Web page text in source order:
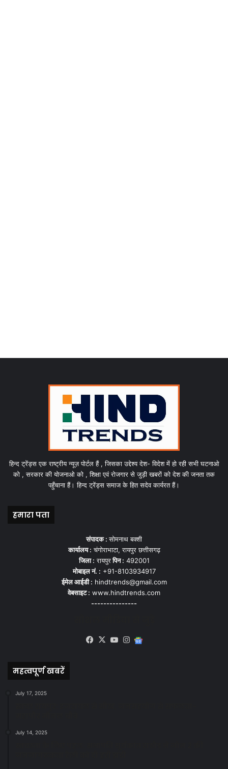
हिन्द ट्रेंड्स एक राष्ट्रीय न्यूज़ पोर्टल हैं , जिसका उद्देश्य देश- विदेश में हो रही सभी घटनाओ
को , सरकार की योजनाओ को , शिक्षा एवं रोजगार से जुड़ी खबरों को देश की जनता तक
पहुँचाना हैं। हिन्द ट्रेंड्स समाज के हित सदेव कार्यरत हैं।
हमारा पता
संपादक :सोमनाथ बक्शी
कार्यालय : चंगोराभाटा, रायपुर छत्तीसगढ़
जिला : रायपुरपिन : 492001
मोबाइल नं. : +91-8103934917
ईमेल आईडी : hindtrends@gmail.com
वेबसाइट : www.hindtrends.com
---------------
Facebook
X YouTubeInstagram
महत्वपूर्ण खबरें
July 17, 2025
July 14, 2025